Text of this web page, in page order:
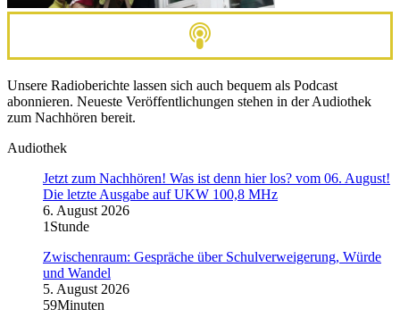
Unsere Radioberichte lassen sich auch bequem als Podcast
abonnieren. Neueste Veröffentlichungen stehen in der Audiothek
zum Nachhören bereit.
Audiothek
Jetzt zum Nachhören! Was ist denn hier los? vom 06. August!
Die letzte Ausgabe auf UKW 100,8 MHz
6. August 2026
1Stunde
Zwischenraum: Gespräche über Schulverweigerung, Würde
und Wandel
5. August 2026
59Minuten